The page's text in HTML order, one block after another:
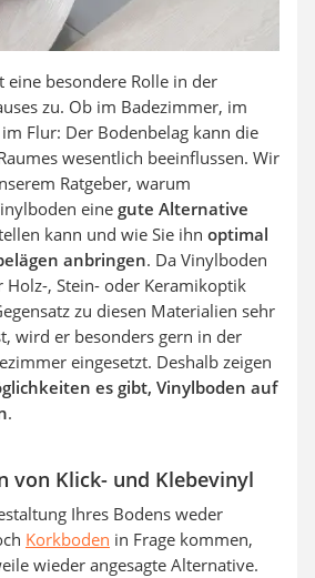
besondere Rolle in der
zu. Ob im Badezimmer, im
Flur: Der Bodenbelag kann die
wesentlich beeinflussen. Wir
Ratgeber, warum
eine gute Alternative
kann und wie Sie ihn optimal
anbringen. Da Vinylboden
Holz-, Stein- oder Keramikoptik
zu diesen Materialien sehr
wird er besonders gern in der
eingesetzt. Deshalb zeigen
es gibt, Vinylboden auf
.
von Klick- und Klebevinyl
Ihres Bodens weder
Korkboden in Frage kommen,
wieder angesagte Alternative.